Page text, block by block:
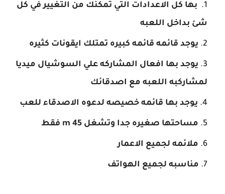
بها كل الاعدادات التي تمكنك من التغيير في كل
شئ بداخل اللعبه
يوجد قائمه قائمه كبيره تمتلك ايقونات كثيره
يوجد بها افعال المشاركه علي السوشيال ميديا
لمشاركبه اللعبه مع اصدقائك
يوجد بها قائمه خصيصه لدعوه الاصدقاء للعب
مساحتها صغيره جدا وتشغل 45 m فقط
ملائمه لجميع الاعمار
مناسبه لجميع الهواتف